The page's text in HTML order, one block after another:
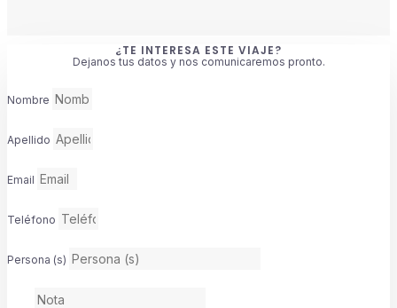
¿TE INTERESA ESTE VIAJE?
Dejanos tus datos y nos comunicaremos pronto.
Nombre
Apellido
Email
Teléfono
Persona (s)